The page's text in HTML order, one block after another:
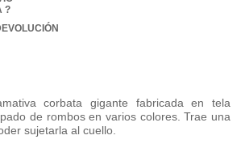
?
corbata gigante fabricada en tela
de rombos en varios colores. Trae una
sujetarla al cuello.